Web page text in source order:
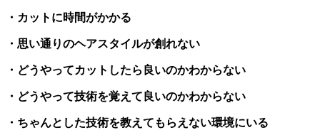
・カットに時間がかかる
・思い通りのヘアスタイルが創れない
・どうやってカットしたら良いのかわからない
・どうやって技術を覚えて良いのかわからない
・ちゃんとした技術を教えてもらえない環境にいる